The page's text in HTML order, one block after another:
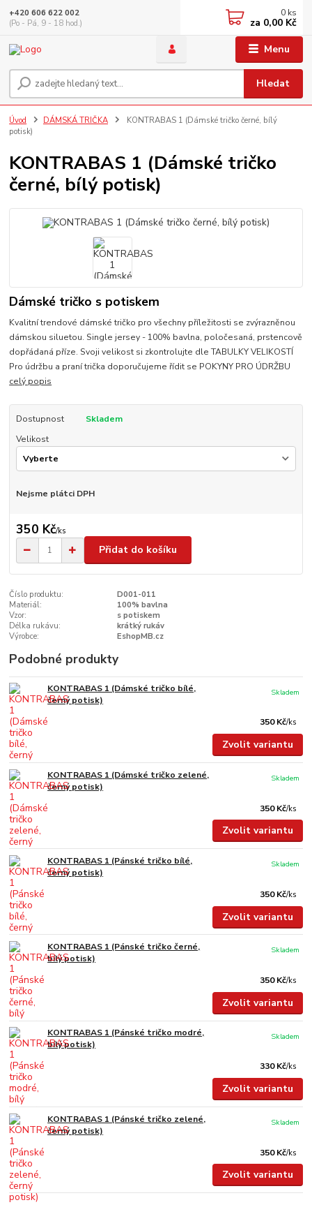
Menu
Hledat
+420 606 622 002
(Po - Pá, 9 - 18 hod.)
0 ks
za 0,00 Kč
Úvod DÁMSKÁ TRIČKA
KONTRABAS 1 (Dámské tričko černé, bílý
potisk)
KONTRABAS 1 (Dámské tričko
černé, bílý potisk)
Dámské tričko s potiskem
Kvalitní trendové dámské tričko pro všechny příležitosti se zvýrazněnou
dámskou siluetou. Single jersey - 100% bavlna, poločesaná, prstencově
dopřádaná příze. Svoji velikost si zkontrolujte dle TABULKY VELIKOSTÍ
Pro údržbu a praní trička doporučujeme řídit se POKYNY PRO ÚDRŽBU
celý popis
Dostupnost
Skladem
Velikost
Nejsme plátci DPH
350 Kč/ks
Přidat do košíku
Číslo produktu:
D001-011
Materiál:
100% bavlna
Vzor:
s potiskem
Délka rukávu:
krátký rukáv
Výrobce:
EshopMB.cz
Podobné produkty
KONTRABAS 1 (Dámské tričko bílé,
černý potisk)
350 Kč/ks
Skladem
Zvolit variantu
KONTRABAS 1 (Dámské tričko zelené,
černý potisk)
350 Kč/ks
Skladem
Zvolit variantu
KONTRABAS 1 (Pánské tričko bílé,
černý potisk)
350 Kč/ks
Skladem
Zvolit variantu
KONTRABAS 1 (Pánské tričko černé,
bílý potisk)
350 Kč/ks
Skladem
Zvolit variantu
KONTRABAS 1 (Pánské tričko modré,
bílý potisk)
330 Kč/ks
Skladem
Zvolit variantu
KONTRABAS 1 (Pánské tričko zelené,
černý potisk)
350 Kč/ks
Skladem
Zvolit variantu